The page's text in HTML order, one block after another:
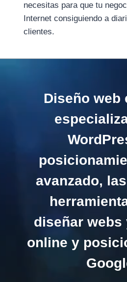
necesitas para que tu
Internet consiguiendo a
clientes.
Diseño web
avanzado,
diseñar webs
online y